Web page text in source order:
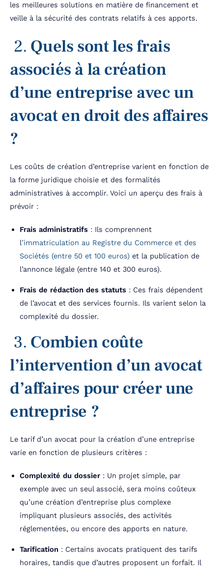
les meilleures solutions en matière de financement et
veille à la sécurité des contrats relatifs à ces apports.
2. Quels sont les frais
associés à la création
d’une entreprise avec un
avocat en droit des affaires
?
Les coûts de création d’entreprise varient en fonction de
la forme juridique choisie et des formalités
administratives à accomplir. Voici un aperçu des frais à
prévoir :
Frais administratifs : Ils comprennent
l’immatriculation au Registre du Commerce et des
Sociétés (entre 50 et 100 euros) et la publication de
l’annonce légale (entre 140 et 300 euros).
Frais de rédaction des statuts : Ces frais dépendent
de l’avocat et des services fournis. Ils varient selon la
complexité du dossier.
3. Combien coûte
l’intervention d’un avocat
d’affaires pour créer une
entreprise ?
Le tarif d’un avocat pour la création d’une entreprise
varie en fonction de plusieurs critères :
Complexité du dossier : Un projet simple, par
exemple avec un seul associé, sera moins coûteux
qu’une création d’entreprise plus complexe
impliquant plusieurs associés, des activités
réglementées, ou encore des apports en nature.
Tarification : Certains avocats pratiquent des tarifs
horaires, tandis que d’autres proposent un forfait. Il